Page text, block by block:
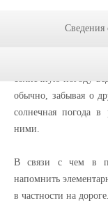
транспортных
дорожную
солнечную погоду
обычно, забывая о
солнечная погода
ними.
В связи с чем в
напомнить
в частности на дороге.
Сведения